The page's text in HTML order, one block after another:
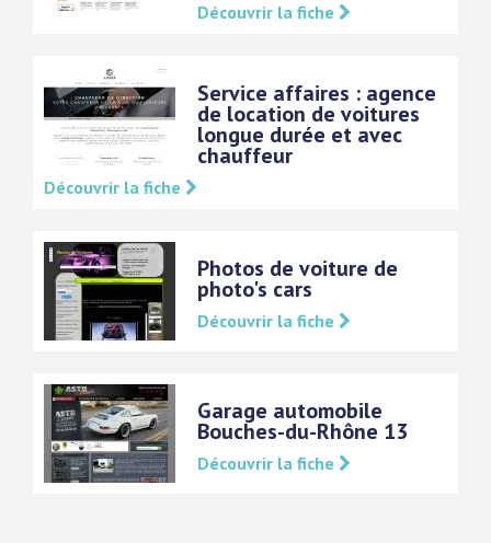
Découvrir la fiche
Service affaires : agence
de location de voitures
longue durée et avec
chauffeur
Découvrir la fiche
Photos de voiture de
photo's cars
Découvrir la fiche
Garage automobile
Bouches-du-Rhône 13
Découvrir la fiche